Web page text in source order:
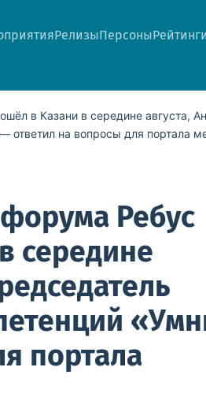
РелизыПерсоныРейтинги
в Казани в середине августа,
ответил на вопросы для портала
Ребус
середине
портала